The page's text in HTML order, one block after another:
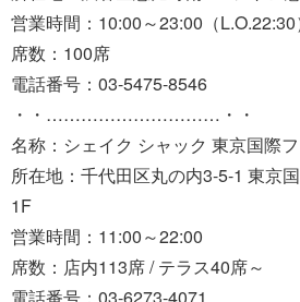
営業時間：10:00～23:00（L.O.22:30
席数：100席
電話番号：03-5475-8546
・・…………………………・・
名称：シェイク シャック 東京国際
所在地：千代田区丸の内3-5-1 東京
1F
営業時間：11:00～22:00
席数：店内113席 / テラス40席～
電話番号：03-6273-4071